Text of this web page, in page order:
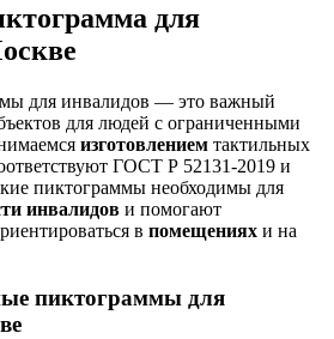
для
для инвалидов — это важный
для людей с ограниченными
изготовлением тактильных
ГОСТ Р 52131-2019 и
пиктограммы необходимы для
инвалидов и помогают
в помещениях и на
пиктограммы для